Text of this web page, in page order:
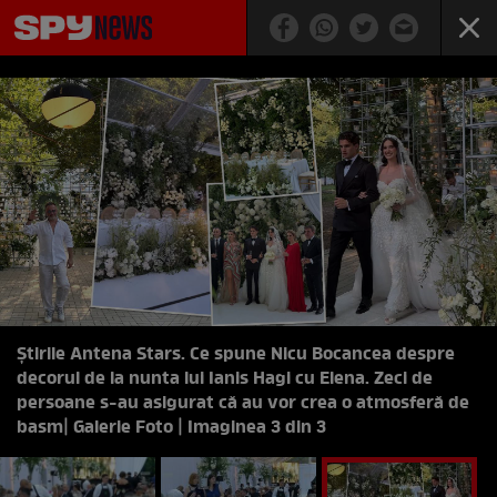
Știrile Antena Stars. Ce spune Nicu Bocancea despre
decorul de la nunta lui Ianis Hagi cu Elena. Zeci de
persoane s-au asigurat că au vor crea o atmosferă de
basm| Galerie Foto | Imaginea 3 din 3